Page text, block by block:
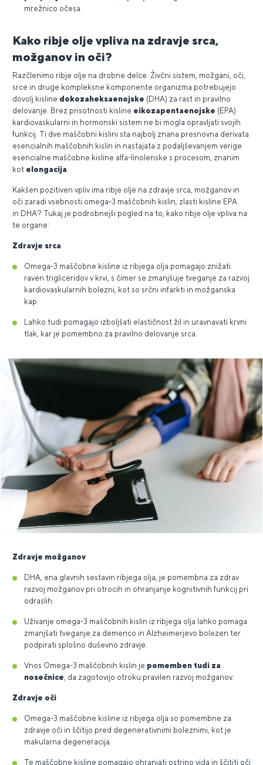
mrežnico očesa.
Kako ribje olje vpliva na zdravje srca,
možganov in oči?
Razčlenimo ribje olje na drobne delce. Živčni sistem, možgani, oči,
srce in druge kompleksne komponente organizma potrebujejo
dovolj kisline dokozaheksaenojske (DHA) za rast in pravilno
delovanje. Brez prisotnosti kisline eikozapentaenojske (EPA)
kardiovaskularni in hormonski sistem ne bi mogla opravljati svojih
funkcij. Ti dve maščobni kislini sta najbolj znana presnovna derivata
esencialnih maščobnih kislin in nastajata z podaljševanjem verige
esencialne maščobne kisline alfa-linolenske s procesom, znanim
kot elongacija
Kakšen pozitiven vpliv ima ribje olje na zdravje srca, možganov in
oči zaradi vsebnosti omega-3 maščobnih kislin, zlasti kisline EPA
in DHA? Tukaj je podrobnejši pogled na to, kako ribje olje vpliva na
te organe:
Zdravje srca
Omega-3 maščobne kisline iz ribjega olja pomagajo znižati
raven trigliceridov v krvi, s čimer se zmanjšuje tveganje za razvoj
kardiovaskularnih bolezni, kot so srčni infarkti in možganska
kap.
Lahko tudi pomagajo izboljšati elastičnost žil in uravnavati krvni
tlak, kar je pomembno za pravilno delovanje srca.
Zdravje možganov
DHA, ena glavnih sestavin ribjega olja, je pomembna za zdrav
razvoj možganov pri otrocih in ohranjanje kognitivnih funkcij pri
odraslih.
Uživanje omega-3 maščobnih kislin iz ribjega olja lahko pomaga
zmanjšati tveganje za demenco in Alzheimerjevo bolezen ter
podpirati splošno duševno zdravje.
Vnos Omega-3 maščobnih kislin je pomemben tudi za
nosečnice , da zagotovijo otroku pravilen razvoj možganov.
Zdravje oči
Omega-3 maščobne kisline iz ribjega olja so pomembne za
zdravje oči in ščitijo pred degenerativnimi boleznimi, kot je
makularna degeneracija.
Te maščobne kisline pomagajo ohranjati ostrino vida in ščititi oči